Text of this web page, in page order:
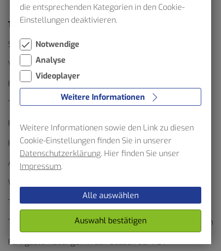
Ticketfinder
Schluss mit Waben Wirrwarr
Verkehrserhebung im Verbundgebiet – VRR bittet
Fahrgäste um Mithilfe
Ticketfinder
Formulare und Anträge
HST App
Abo-Onlineshop
Wo gibt es Tickets zu kaufen?
Tarifgebiete, Regionen & Preisstufen
Tarifbestimmungen, Beförderungs- und Abobedingungen
Fahrgasterhebungen in den Bussen der HST
die entsprechenden Kategorien in den Cookie-
Einstellungen deaktivieren.
Notwendige
Analyse
Videoplayer
Weitere Informationen
Weitere Informationen sowie den Link zu diesen
Cookie-Einstellungen finden Sie in unserer
Datenschutzerklärung. Hier finden Sie unser
Impressum.
Alle auswählen
Auswahl bestätigen